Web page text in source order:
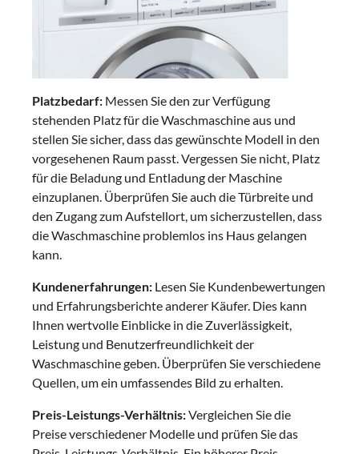
Platzbedarf: Messen Sie den zur Verfügung
stehenden Platz für die Waschmaschine aus und
stellen Sie sicher, dass das gewünschte Modell in den
vorgesehenen Raum passt. Vergessen Sie nicht, Platz
für die Beladung und Entladung der Maschine
einzuplanen. Überprüfen Sie auch die Türbreite und
den Zugang zum Aufstellort, um sicherzustellen, dass
die Waschmaschine problemlos ins Haus gelangen
kann.
Kundenerfahrungen: Lesen Sie Kundenbewertungen
und Erfahrungsberichte anderer Käufer. Dies kann
Ihnen wertvolle Einblicke in die Zuverlässigkeit,
Leistung und Benutzerfreundlichkeit der
Waschmaschine geben. Überprüfen Sie verschiedene
Quellen, um ein umfassendes Bild zu erhalten.
Preis-Leistungs-Verhältnis:Vergleichen Sie die
Preise verschiedener Modelle und prüfen Sie das